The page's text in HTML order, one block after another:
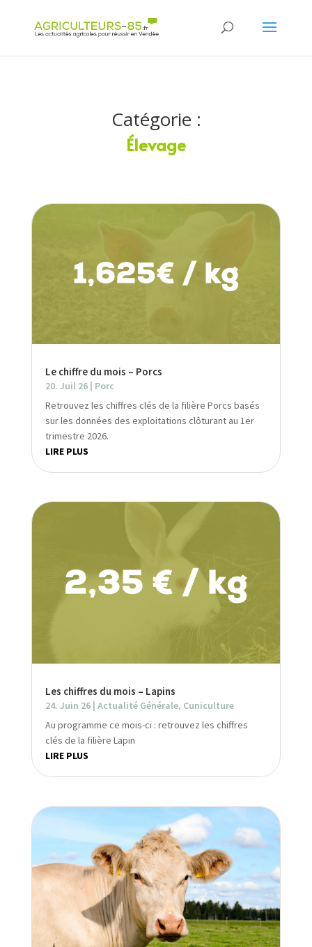
Catégorie :
Élevage
Le chiffre du mois – Porcs
20. Juil 26| Porc
Retrouvez les chiffres clés de la filière Porcs basés
sur les données des exploitations clôturant au 1er
trimestre 2026.
LIRE PLUS
Les chiffres du mois – Lapins
24. Juin 26| Actualité Générale, Cuniculture
Au programme ce mois-ci : retrouvez les chiffres
clés de la filière Lapin
LIRE PLUS